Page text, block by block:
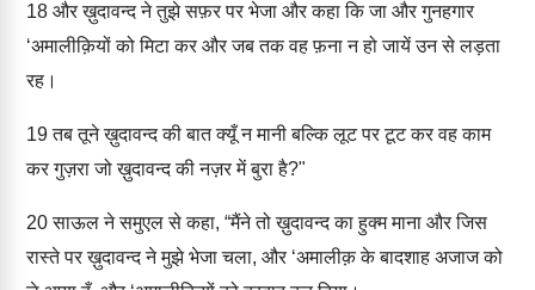
18 और ख़ुदावन्द ने तुझे सफ़र पर भेजा और कहा कि जा और गुनहगार
‘अमालीक़ियों को मिटा कर और जब तक वह फ़ना न हो जायें उन से लड़ता
रह।
19तब तूने ख़ुदावन्द की बात क्यूँ न मानी बल्कि लूट पर टूट कर वह काम
कर गुज़रा जो ख़ुदावन्द की नज़र में बुरा है?"
20साऊल ने समुएल से कहा, “मैंने तो ख़ुदावन्द का हुक्म माना और जिस
रास्ते पर ख़ुदावन्द ने मुझे भेजा चला, और ‘अमालीक़ के बादशाह अजाज को